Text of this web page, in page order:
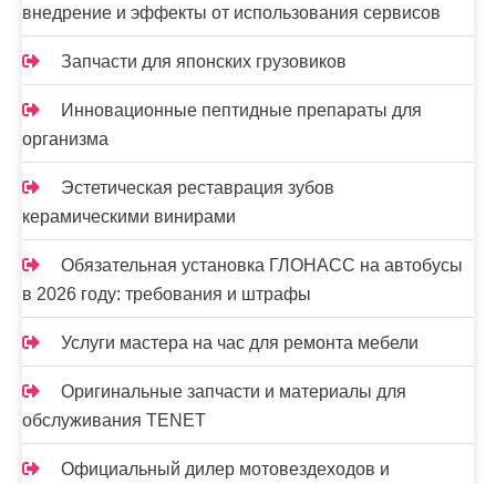
внедрение и эффекты от использования сервисов
Запчасти для японских грузовиков
Инновационные пептидные препараты для
организма
Эстетическая реставрация зубов
керамическими винирами
Обязательная установка ГЛОНАСС на автобусы
в 2026 году: требования и штрафы
Услуги мастера на час для ремонта мебели
Оригинальные запчасти и материалы для
обслуживания TENET
Официальный дилер мотовездеходов и